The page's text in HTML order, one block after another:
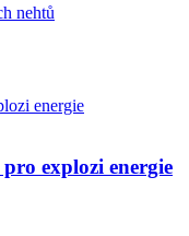
nehtů
explozi energie